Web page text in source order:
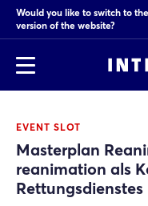
Would you like to switch to
version of the website?
EVENT SLOT
Masterplan
reanimation als
Rettungsdienstes